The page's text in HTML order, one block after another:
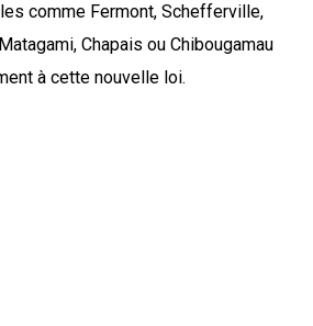
comme Fermont, Schefferville,
Chapais ou Chibougamau
à cette nouvelle loi.